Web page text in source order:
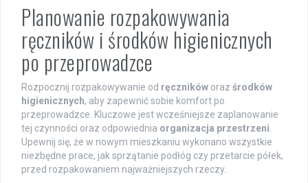
Planowanie rozpakowywania
ręczników i środków higienicznych
po przeprowadzce
Rozpocznij rozpakowywanie od ręczników oraz środków
higienicznych, aby zapewnić sobie komfort po
przeprowadzce. Kluczowe jest wcześniejsze zaplanowanie
tej czynności oraz odpowiednia organizacja przestrzeni
Upewnij się, że w nowym mieszkaniu wykonano wszystkie
niezbędne prace, jak sprzątanie podłóg czy przetarcie półek,
przed rozpakowaniem najważniejszych rzeczy.